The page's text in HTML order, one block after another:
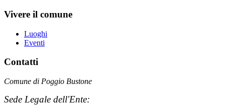
Vivere il comune
Luoghi
Eventi
Contatti
Comune di Poggio Bustone
Sede Legale dell'Ente: